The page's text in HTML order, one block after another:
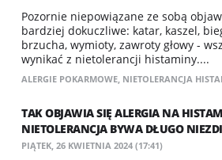
Pozornie niepowiązane ze sobą
bardziej dokuczliwe: katar, kaszel,
brzucha, wymioty, zawroty głowy -
wynikać z nietolerancji histaminy....
ALERGIE POKARMOWE, NIETOLERANCJA
TAK OBJAWIA SIĘ ALERGIA NA
NIETOLERANCJA BYWA DŁUGO
PIĄTEK, 26 KWIETNIA 2024 (17:41)